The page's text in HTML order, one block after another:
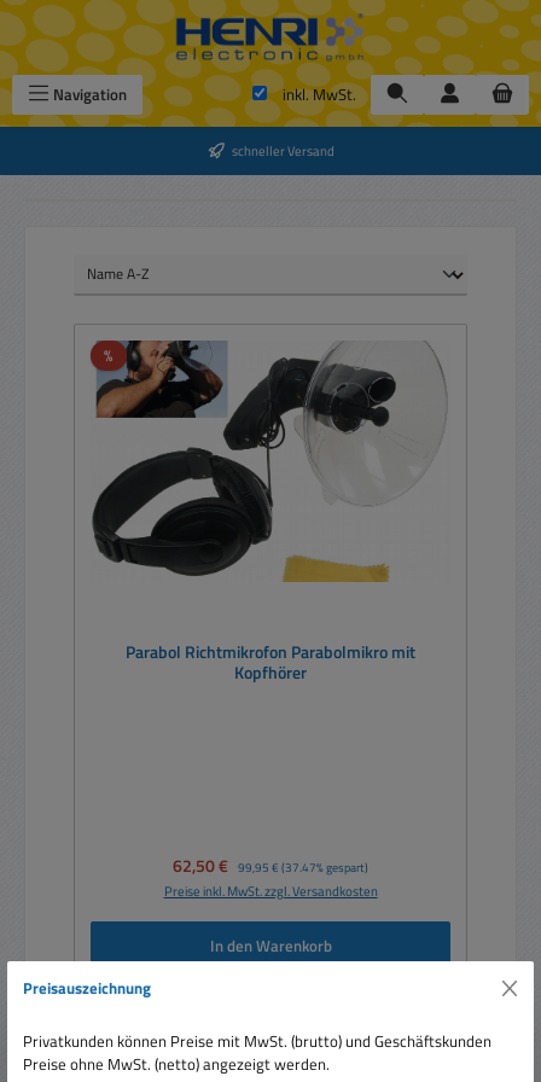
Zum Hauptinhalt springen
Navigation inkl. MwSt.
schneller Versand
%Rabatt
Parabol Richtmikrofon Parabolmikro mit
Kopfhörer
Verkaufspreis:
62,50 € Regulärer Preis:
99,95 € (37.47% gespart)
Preise inkl. MwSt. zzgl. Versandkosten
In den Warenkorb
Preisauszeichnung
Privatkunden können Preise mit MwSt. (brutto) und Geschäftskunden
Preise ohne MwSt. (netto) angezeigt werden.